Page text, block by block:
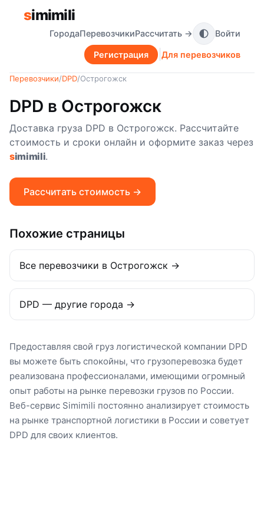
simimili
ГородаПеревозчикиРассчитать → Войти
Регистрация Для перевозчиков
Перевозчики/DPD/Острогожск
DPD в Острогожск
Доставка груза DPD в Острогожск. Рассчитайте
стоимость и сроки онлайн и оформите заказ через
simimili.
Рассчитать стоимость →
Похожие страницы
Все перевозчики в Острогожск →
DPD — другие города →
Предоставляя свой груз логистической компании DPD
вы можете быть спокойны, что грузоперевозка будет
реализована профессионалами, имеющими огромный
опыт работы на рынке перевозки грузов по России.
Веб-сервис Simimili постоянно анализирует стоимость
на рынке транспортной логистики в России и советует
DPD для своих клиентов.